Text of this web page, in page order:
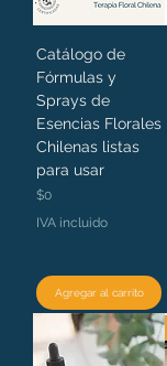
Catálogo de
Fórmulas y
Sprays de
Esencias Florales
Chilenas listas
para usar
Precio
$0
IVA incluido
Agregar al carrito